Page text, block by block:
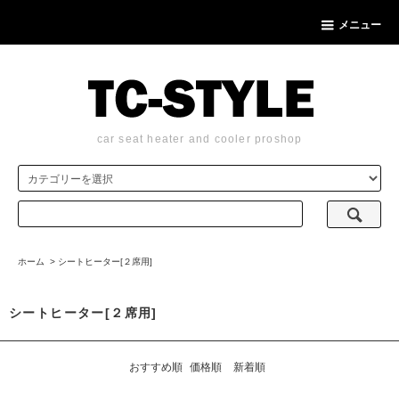
メニュー
car seat heater and cooler proshop
ホーム > シートヒーター[２席用]
シートヒーター[２席用]
おすすめ順 価格順 新着順